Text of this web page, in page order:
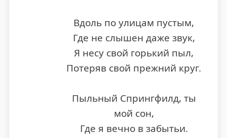
Вдоль по улицам пустым,
Где не слышен даже звук,
Я несу свой горький пыл,
Потеряв свой прежний круг.
Пыльный Спрингфилд, ты
мой сон,
Где я вечно в забытьи.